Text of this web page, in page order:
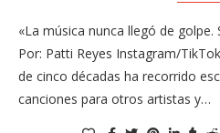
«La música nunca llegó de
Por: Patti Reyes Instagram/
de cinco décadas ha recorrido
canciones para otros artistas y…